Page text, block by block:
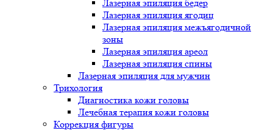
Лазерная эпиляция бедер
Лазерная эпиляция ягодиц
Лазерная эпиляция межъягодичной
зоны
Лазерная эпиляция ареол
Лазерная эпиляция спины
Лазерная эпиляция для мужчин
Трихология
Диагностика кожи головы
Лечебная терапия кожи головы
Коррекция фигуры